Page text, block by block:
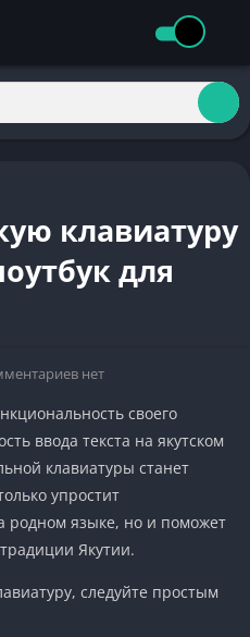
клавиатуру
для
нет
своего
ввода текста на якутском
клавиатуры станет
упростит
родном языке, но и поможет
Якутии.
следуйте простым